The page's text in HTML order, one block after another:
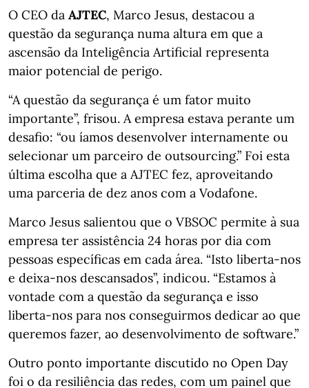
O CEO da AJTEC, Marco Jesus, destacou a
questão da segurança numa altura em que a
ascensão da Inteligência Artificial representa
maior potencial de perigo.
“A questão da segurança é um fator muito
importante”, frisou. A empresa estava perante um
desafio: “ou íamos desenvolver internamente ou
selecionar um parceiro de outsourcing.” Foi esta
última escolha que a AJTEC fez, aproveitando
uma parceria de dez anos com a Vodafone.
Marco Jesus salientou que o VBSOC permite à sua
empresa ter assistência 24 horas por dia com
pessoas específicas em cada área. “Isto liberta-nos
e deixa-nos descansados”, indicou. “Estamos à
vontade com a questão da segurança e isso
liberta-nos para nos conseguirmos dedicar ao que
queremos fazer, ao desenvolvimento de software.”
Outro ponto importante discutido no Open Day
foi o da resiliência das redes, com um painel que